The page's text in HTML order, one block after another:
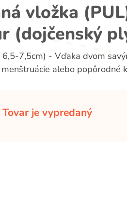
vložka
(dojčenský
6,5-7,5cm) - Vďaka dvom
alebo popôrodné
Tovar je vypredaný